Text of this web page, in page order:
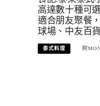
高達數十種可
適合朋友聚餐
球場、中友百貨
泰式料理 阿